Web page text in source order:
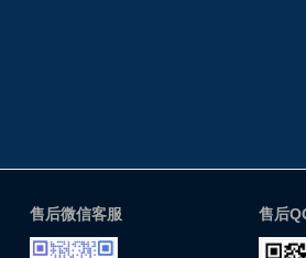
售后微信客服 售后